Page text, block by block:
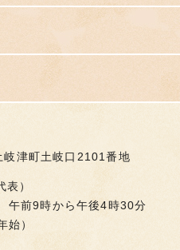
津町土岐口2101番地
）
午前9時から午後4時30分
始）